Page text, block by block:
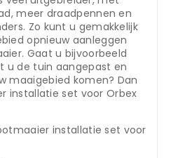
meer draadpennen en
Zo kunt u gemakkelijk
opnieuw aanleggen
Gaat u bijvoorbeeld
u de tuin aangepast en
maaigebied komen? Dan
installatie set voor Orbex
installatie set voor